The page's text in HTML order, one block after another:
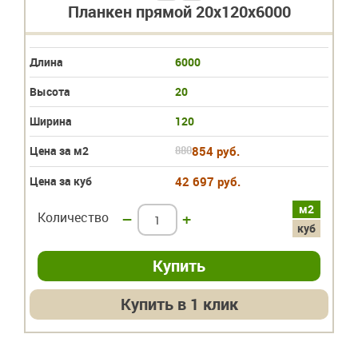
Планкен прямой 20х120х6000
Длина
6000
Высота
20
Ширина
120
Цена за м2
880854 руб.
Цена за куб 42 697 руб.
м2
куб
Количество – +
Купить в 1 клик